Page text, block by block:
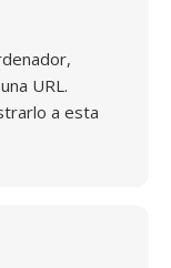
URL.
a esta